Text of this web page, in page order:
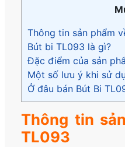
Thông tin sản phẩm
Bút bi TL093 là gì?
Đặc điểm của sản
Một số lưu ý khi sử
Ở đâu bán Bút Bi
Thông tin
TL093